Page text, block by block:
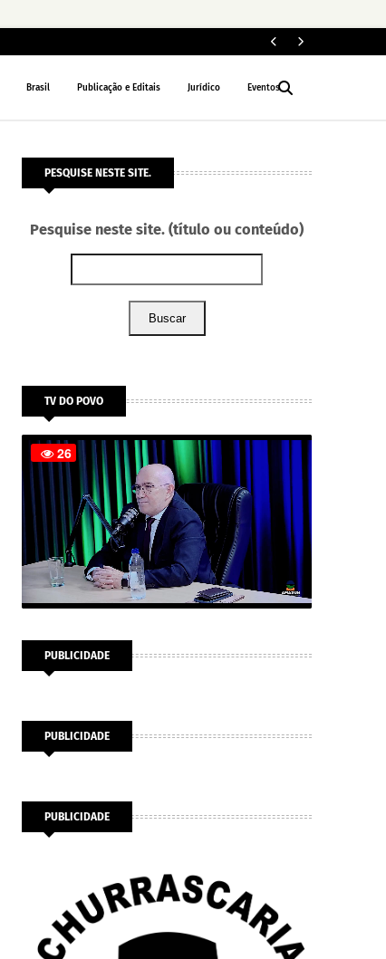
Brasil Publicação e Editais Jurídico Eventos
PESQUISE NESTE SITE.
Pesquise neste site. (título ou conteúdo)
Buscar
TV DO POVO
PUBLICIDADE
PUBLICIDADE
PUBLICIDADE